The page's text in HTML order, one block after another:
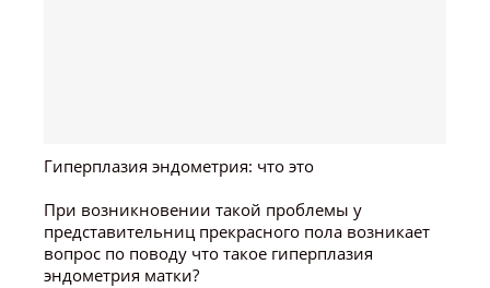
Гиперплазия эндометрия: что это
При возникновении такой проблемы у
представительниц прекрасного пола возникает
вопрос по поводу что такое гиперплазия
эндометрия матки?